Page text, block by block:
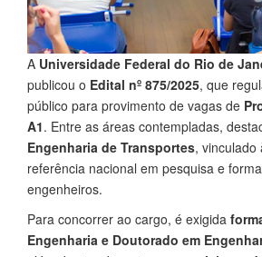
A Universidade Federal do Rio de
publicou o Edital nº 875/2025, que
público para provimento de vagas de
A1. Entre as áreas contempladas,
Engenharia de Transportes, vinculado
referência nacional em pesquisa e
engenheiros.
Para concorrer ao cargo, é exigida
Engenharia e Doutorado em